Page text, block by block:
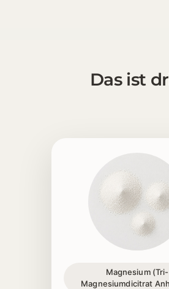
Das ist
Magnesium (Tri-
Magnesiumdicitrat